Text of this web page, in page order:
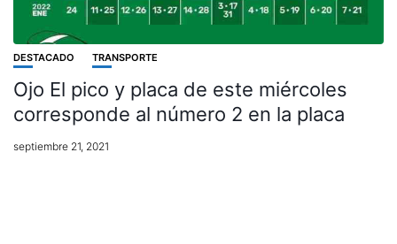
DESTACADO TRANSPORTE
Ojo El pico y placa de este miércoles
corresponde al número 2 en la placa
septiembre 21, 2021